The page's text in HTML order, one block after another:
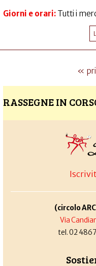
Giorni e orari: Tutti i
«
RASSEGNE IN
(circolo
Via
tel. 02